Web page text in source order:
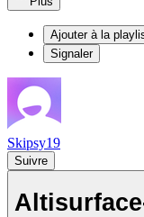
Ajouter à la
Signaler
Skipsy19
Suivre